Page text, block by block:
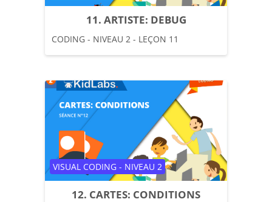
11. ARTISTE: DEBUG
CODING - NIVEAU 2 - LEÇON 11
12. CARTES: CONDITIONS
Catégorie de cours
VISUAL CODING - NIVEAU 2